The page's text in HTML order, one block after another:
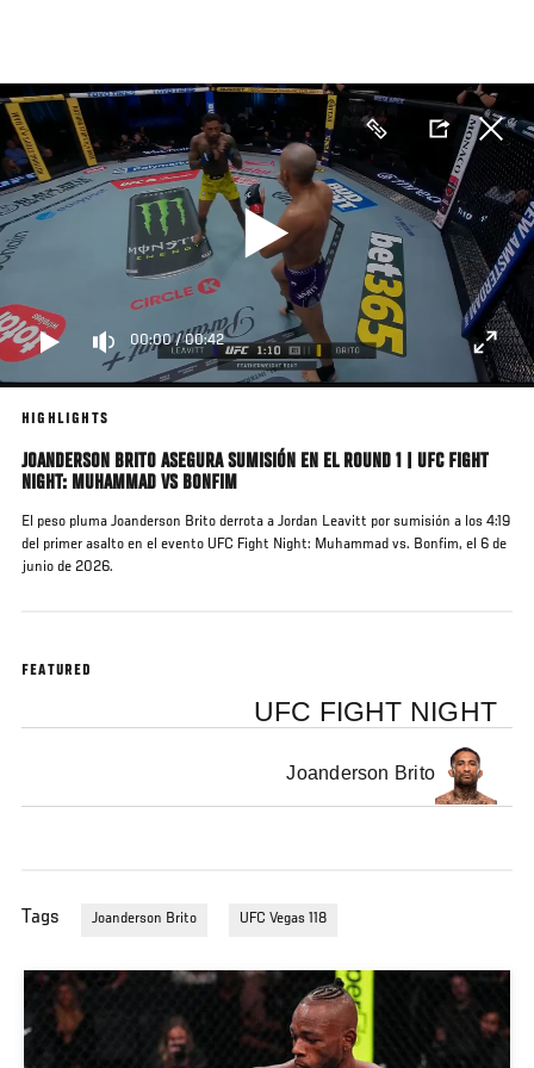
contenido
principal
00:00/00:42
HIGHLIGHTS
JOANDERSON BRITO ASEGURA SUMISIÓN EN EL ROUND 1 | UFC FIGHT
NIGHT: MUHAMMAD VS BONFIM
El peso pluma Joanderson Brito derrota a Jordan Leavitt por sumisión a los 4:19
del primer asalto en el evento UFC Fight Night: Muhammad vs. Bonfim, el 6 de
junio de 2026.
FEATURED
UFC FIGHT NIGHT
Joanderson Brito
Tags Joanderson Brito UFC Vegas 118